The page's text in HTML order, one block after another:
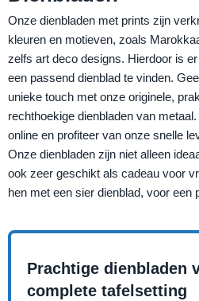
Onze dienbladen met prints zijn
kleuren en motieven, zoals
zelfs art deco designs. Hierdoor is
een passend dienblad te vinden.
unieke touch met onze originele,
rechthoekige dienbladen van
online en profiteer van onze snelle
Onze dienbladen zijn niet alleen
ook zeer geschikt als cadeau voor
hen met een sier dienblad, voor een
Prachtige dienbladen
complete tafelsetting